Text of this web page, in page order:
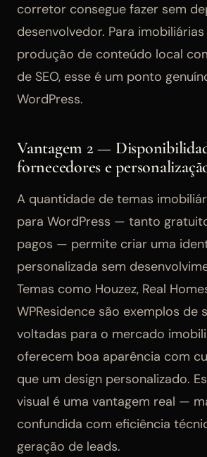
corretor consegue fazer sem
desenvolvedor. Para
produção de conteúdo local
de SEO, esse é um ponto
WordPress.
Vantagem 2 —
fornecedores e
A quantidade de temas
para WordPress — tanto
pagos — permite criar uma
personalizada sem
Temas como Houzez, Real
WPResidence são exemplos de
voltadas para o mercado
oferecem boa aparência com
que um design personalizado.
visual é uma vantagem real —
confundida com eficiência
geração de leads.